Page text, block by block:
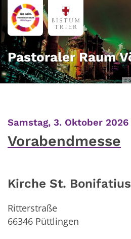
Zum Inhalt springen
©
Pastoraler Raum
Samstag, 3. Oktober 2026
Vorabendmesse
Kirche St. Bonifatius
Ritterstraße
66346 Püttlingen